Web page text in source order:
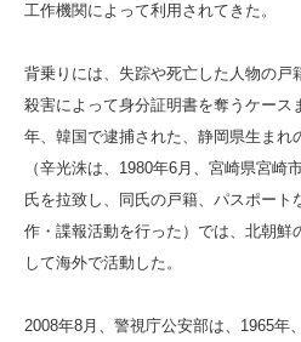
工作機関によって利用されてきた。
背乗りには、失踪や死亡した人物の戸
殺害によって身分証明書を奪うケース
年、韓国で逮捕された、静岡県生まれ
（辛光洙は、1980年6月、宮崎県宮崎
氏を拉致し、同氏の戸籍、パスポート
作・諜報活動を行った）では、北朝鮮
して海外で活動した。
2008年8月、警視庁公安部は、1965年